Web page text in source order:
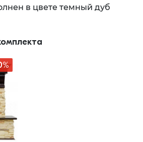
в цвете темный дуб